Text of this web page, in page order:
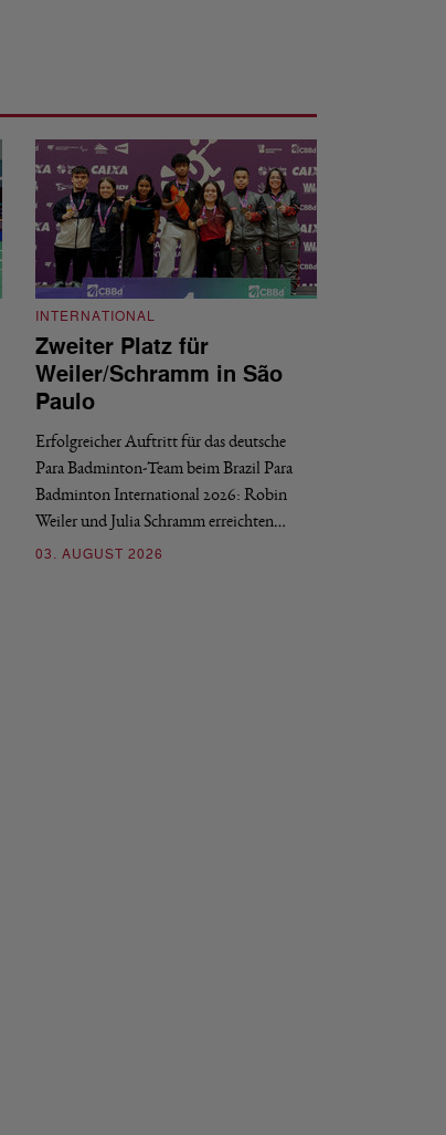
INTERNATIONAL
Zweiter Platz für
Weiler/Schramm in São
Paulo
Erfolgreicher Auftritt für das deutsche
Para Badminton-Team beim Brazil Para
Badminton International 2026: Robin
Weiler und Julia Schramm erreichten…
03. AUGUST 2026